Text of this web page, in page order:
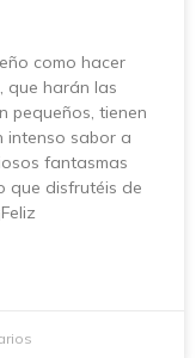
como hacer
que harán las
pequeños, tienen
intenso sabor a
fantasmas
que disfrutéis de